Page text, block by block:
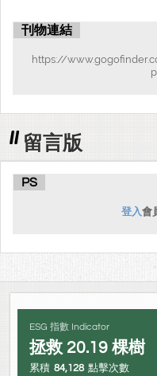
刊物連結
https://
留言版
PS
登入會
ESG 指數 Indicator
拯救 20.19 棵樹
累積 84,128 點擊次數